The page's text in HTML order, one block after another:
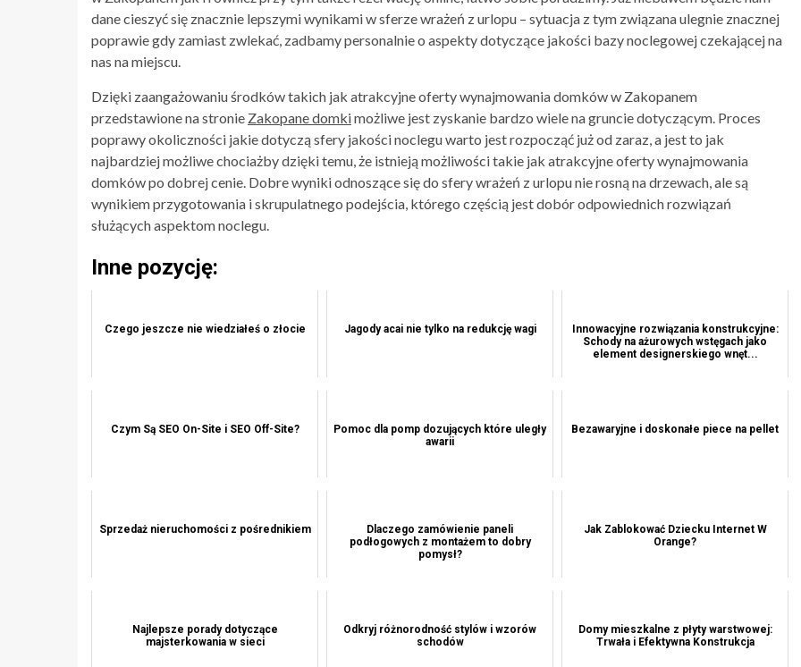
dane cieszyć się znacznie lepszymi wynikami w sferze wrażeń z urlopu – sytuacja z tym związana ulegnie znacznej
poprawie gdy zamiast zwlekać, zadbamy personalnie o aspekty dotyczące jakości bazy noclegowej czekającej na
nas na miejscu.
Dzięki zaangażowaniu środków takich jak atrakcyjne oferty wynajmowania domków w Zakopanem
przedstawione na stronie Zakopane domkimożliwe jest zyskanie bardzo wiele na gruncie dotyczącym. Proces
poprawy okoliczności jakie dotyczą sfery jakości noclegu warto jest rozpocząć już od zaraz, a jest to jak
najbardziej możliwe chociażby dzięki temu, że istnieją możliwości takie jak atrakcyjne oferty wynajmowania
domków po dobrej cenie. Dobre wyniki odnoszące się do sfery wrażeń z urlopu nie rosną na drzewach, ale są
wynikiem przygotowania i skrupulatnego podejścia, którego częścią jest dobór odpowiednich rozwiązań
służących aspektom noclegu.
Inne pozycję:
Czego jeszcze nie wiedziałeś o złocie Jagody acai nie tylko na redukcję wagi
Innowacyjne rozwiązania konstrukcyjne:
Schody na ażurowych wstęgach jako
element designerskiego wnęt...
Czym Są SEO On-Site i SEO Off-Site?
Pomoc dla pomp dozujących które uległy
awarii
Bezawaryjne i doskonałe piece na pellet
Sprzedaż nieruchomości z pośrednikiem
Dlaczego zamówienie paneli
podłogowych z montażem to dobry
pomysł?
Jak Zablokować Dziecku Internet W
Orange?
Najlepsze porady dotyczące
majsterkowania w sieci
Odkryj różnorodność stylów i wzorów
schodów
Domy mieszkalne z płyty warstwowej:
Trwała i Efektywna Konstrukcja